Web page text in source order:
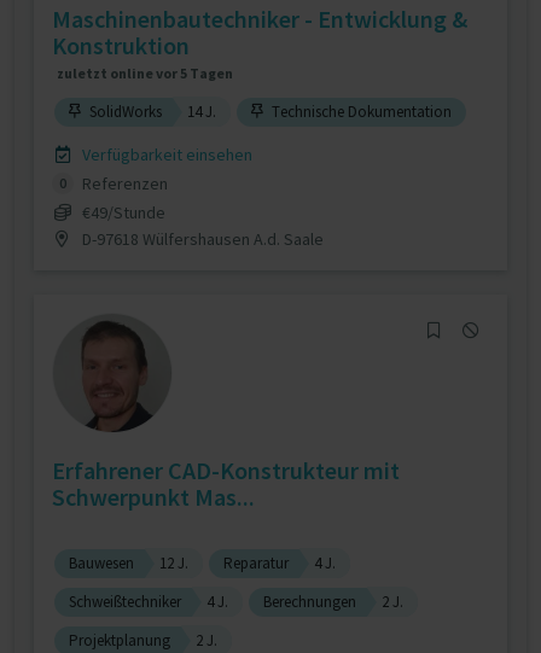
Maschinenbautechniker - Entwicklung &
Konstruktion
zuletzt online vor 5 Tagen
SolidWorks 14 J. Technische Dokumentation
Verfügbarkeit einsehen
0
Referenzen
€49/Stunde
D-97618 Wülfershausen A.d. Saale
Erfahrener CAD-Konstrukteur mit
Schwerpunkt Mas...
Bauwesen 12 J. Reparatur
4 J.
Schweißtechniker
4 J. Berechnungen
2 J.
Projektplanung
2 J.